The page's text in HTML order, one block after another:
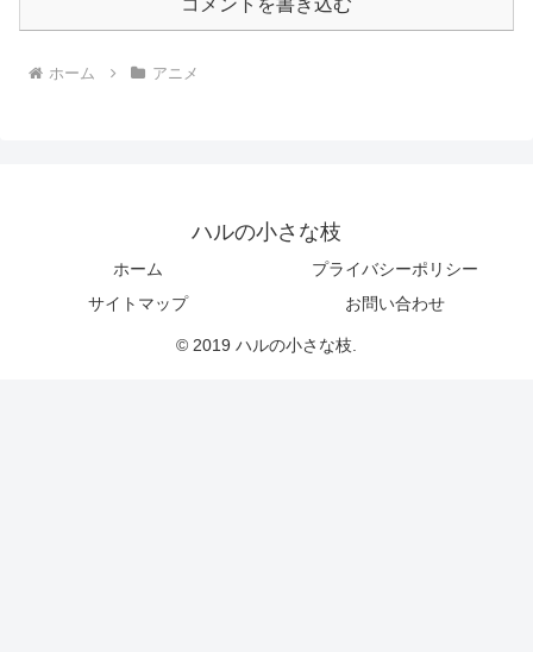
コメントを書き込む
ホーム アニメ
ハルの小さな枝
ホーム
プライバシーポリシー
サイトマップ
お問い合わせ
© 2019 ハルの小さな枝.